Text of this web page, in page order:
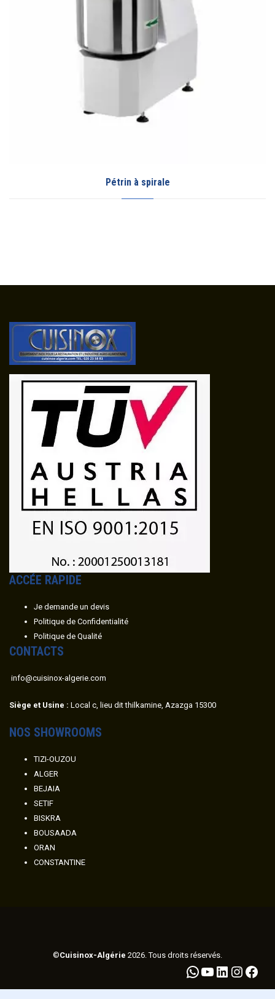
Pétrin à spirale
ACCÉE RAPIDE
Je demande un devis
Politique de Confidentialité
Politique de Qualité
CONTACTS
info@cuisinox-algerie.com
Siège et Usine : Local c, lieu dit thilkamine, Azazga 15300
NOS SHOWROOMS
TIZI-OUZOU
ALGER
BEJAIA
SETIF
BISKRA
BOUSAADA
ORAN
CONSTANTINE
©Cuisinox-Algérie 2026. Tous droits réservés.
WhatsApp YouTube LinkedIn InstagramFacebook